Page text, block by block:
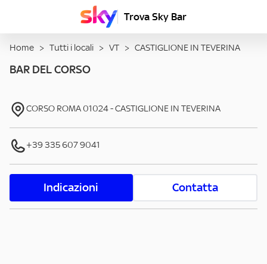
Trova Sky Bar
Home > Tutti i locali > VT > CASTIGLIONE IN TEVERINA
BAR DEL CORSO
CORSO ROMA 01024-CASTIGLIONE IN TEVERINA
+39 335 607 9041
Indicazioni Contatta